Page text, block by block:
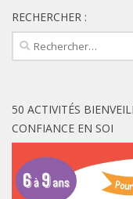
RECHERCHER :
Rechercher :
50 ACTIVITÉS
CONFIANCE EN SOI